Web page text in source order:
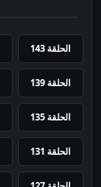
الحلقة 143
الحلقة 139
الحلقة 135
الحلقة 131